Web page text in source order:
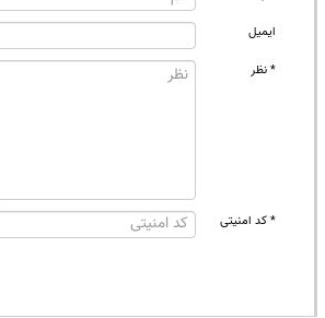
ایمیل
* نظر
* کد امنیتی